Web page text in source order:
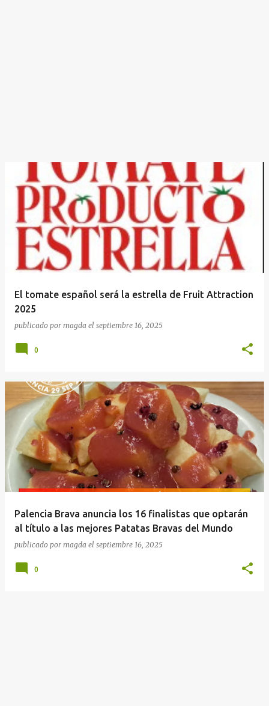
El tomate español será la estrella de Fruit Attraction
2025
publicado por magda el septiembre 16, 2025
0
Palencia Brava anuncia los 16 finalistas que optarán
al título a las mejores Patatas Bravas del Mundo
publicado por magda el septiembre 16, 2025
0